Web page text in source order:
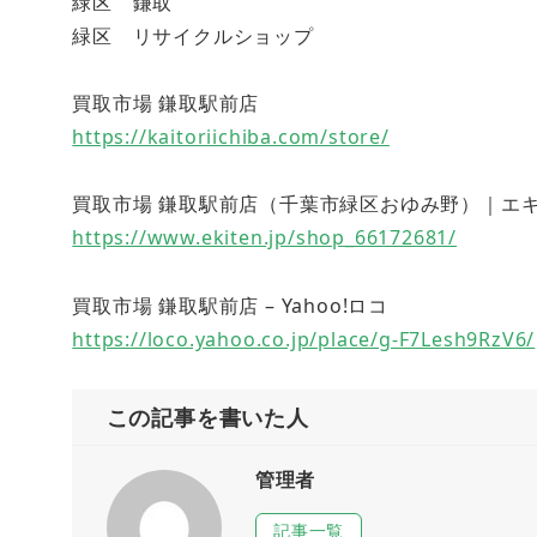
緑区 リサイクルショップ
買取市場 鎌取駅前店
https://kaitoriichiba.com/store/
買取市場 鎌取駅前店（千葉市緑区おゆみ野）｜
https://www.ekiten.jp/shop_66172681/
買取市場 鎌取駅前店 – Yahoo!ロコ
https://loco.yahoo.co.jp/place/g-F7Lesh9RzV6/
この記事を書いた人
管理者
記事一覧